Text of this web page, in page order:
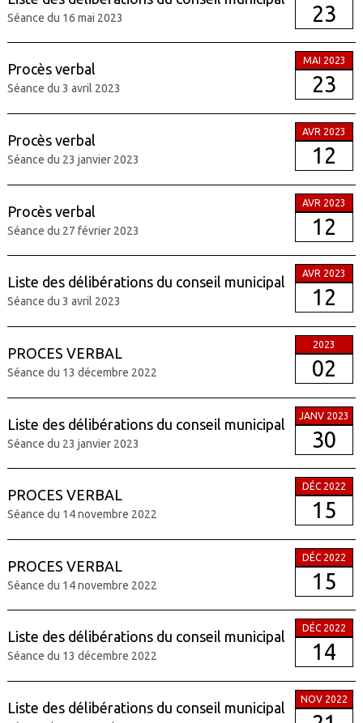
Séance du 16 mai 2023 23
Procès verbal
Séance du 3 avril 2023
MAI 2023
23
Procès verbal
Séance du 23 janvier 2023
AVR 2023
12
Procès verbal
Séance du 27 février 2023
AVR 2023
12
Liste des délibérations du conseil municipal
Séance du 3 avril 2023
AVR 2023
12
PROCES VERBAL
Séance du 13 décembre 2022
2023
02
Liste des délibérations du conseil municipal
Séance du 23 janvier 2023
JANV 2023
30
PROCES VERBAL
Séance du 14 novembre 2022
DÉC 2022
15
PROCES VERBAL
Séance du 14 novembre 2022
DÉC 2022
15
Liste des délibérations du conseil municipal
Séance du 13 décembre 2022
DÉC 2022
14
Liste des délibérations du conseil municipal
NOV 2022